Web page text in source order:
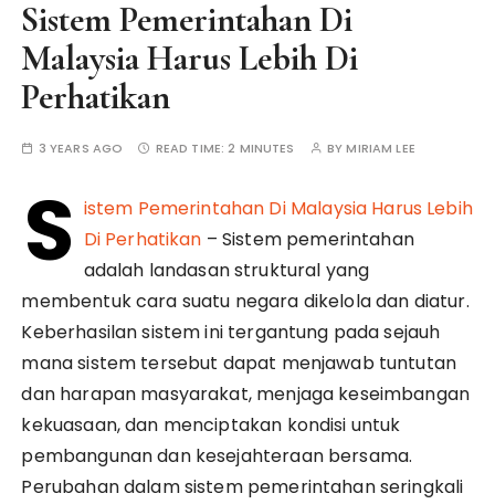
Sistem Pemerintahan Di
Malaysia Harus Lebih Di
Perhatikan
3 YEARS AGO READ TIME:2 MINUTES BYMIRIAM LEE
S istem Pemerintahan Di Malaysia Harus Lebih
Di Perhatikan – Sistem pemerintahan
adalah landasan struktural yang
membentuk cara suatu negara dikelola dan diatur.
Keberhasilan sistem ini tergantung pada sejauh
mana sistem tersebut dapat menjawab tuntutan
dan harapan masyarakat, menjaga keseimbangan
kekuasaan, dan menciptakan kondisi untuk
pembangunan dan kesejahteraan bersama.
Perubahan dalam sistem pemerintahan seringkali